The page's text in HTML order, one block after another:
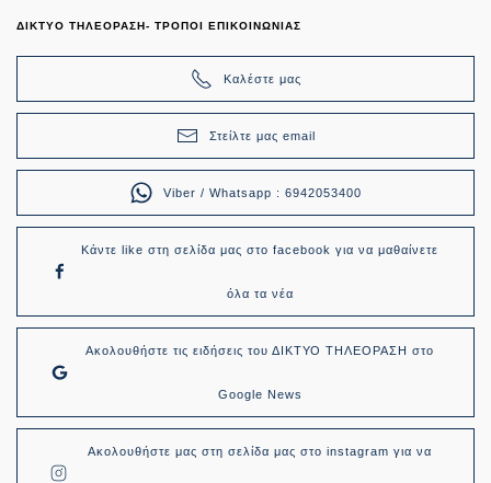
ΔΙΚΤΥΟ ΤΗΛΕΟΡΑΣΗ- ΤΡΟΠΟΙ ΕΠΙΚΟΙΝΩΝΙΑΣ
Καλέστε μας
Στείλτε μας email
Viber / Whatsapp : 6942053400
Κάντε like στη σελίδα μας στο facebook για να μαθαίνετε
όλα τα νέα
Ακολουθήστε τις ειδήσεις του ΔΙΚΤΥΟ ΤΗΛΕΟΡΑΣΗ στο
Google News
Ακολουθήστε μας στη σελίδα μας στο instagram για να